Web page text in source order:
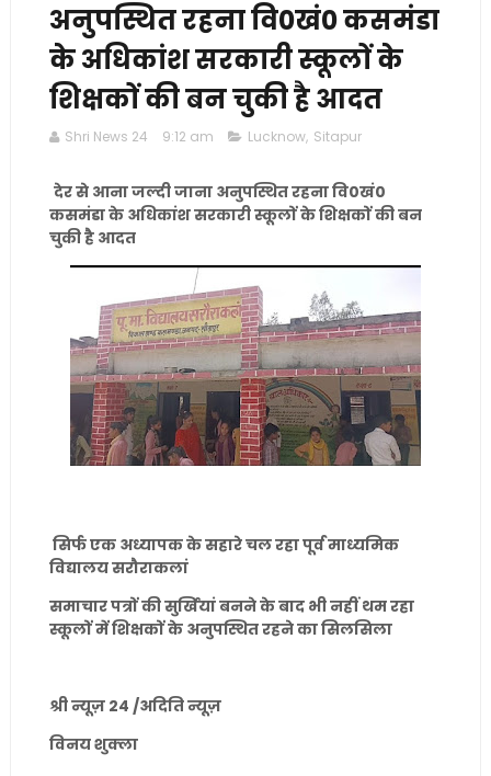
अनुपस्थित रहना वि0खं0 कसमंडा
के अधिकांश सरकारी स्कूलों के
शिक्षकों की बन चुकी है आदत
Shri News 24 9:12 am Lucknow, Sitapur
देर से आना जल्दी जाना अनुपस्थित रहना वि0खं0
कसमंडा के अधिकांश सरकारी स्कूलों के शिक्षकों की बन
चुकी है आदत
सिर्फ एक अध्यापक के सहारे चल रहा पूर्व माध्यमिक
विद्यालय सरौराकलां
समाचार पत्रों की सुर्खियां बनने के बाद भी नहीं थम रहा
स्कूलों में शिक्षकों के अनुपस्थित रहने का सिलसिला
श्री न्यूज़ 24 /अदिति न्यूज़
विनय शुक्ला